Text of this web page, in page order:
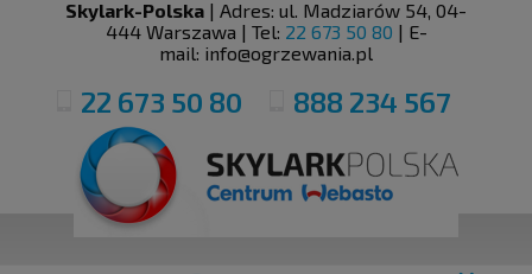
Skylark-Polska | Adres: ul. Madziarów 54, 04-
444 Warszawa | Tel: 22 673 50 80 | E-
mail: info@ogrzewania.pl
22 673 50 80 888 234 567